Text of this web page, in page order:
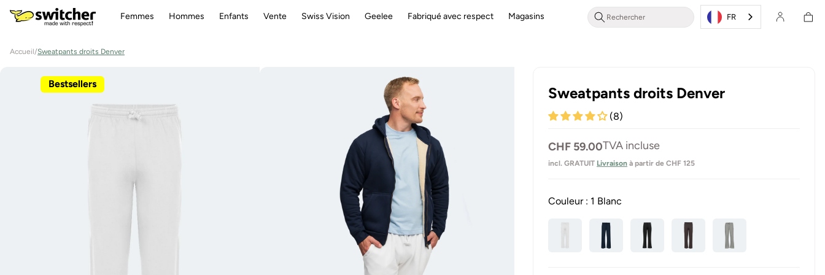
directement
au contenu
Femmes Hommes Enfants Vente Swiss Vision Geelee Fabriqué avec respect Magasins FR
Se
connecter
/ s'inscrire
Panier
d'achat
Accueil/Sweatpants droits Denver
Bestsellers
l'information
sur le
Sweatpants droits Denver
(8)
Prix
normal
CHF 59.00TVA incluse
incl. GRATUIT Livraison à partir de CHF 125
Couleur : 1 Blanc